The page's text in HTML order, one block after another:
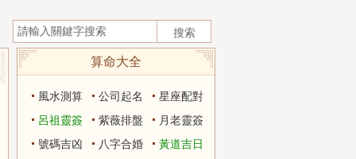
算命大全
風水測算 公司起名
星座配對
呂祖靈簽
紫薇排盤
月老靈簽
號碼吉凶
八字合婚
黃道吉日